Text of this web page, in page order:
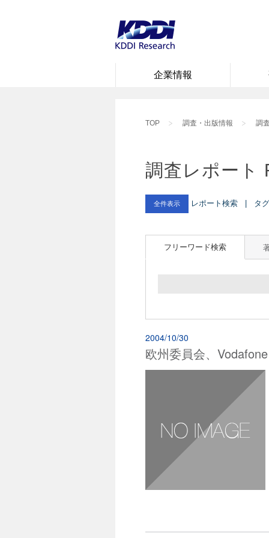
企業情報
TOP 調査・出版情報 調
調査レポート
全件表示 レポート検索 | タ
フリーワード検索
2004/10/30
欧州委員会、